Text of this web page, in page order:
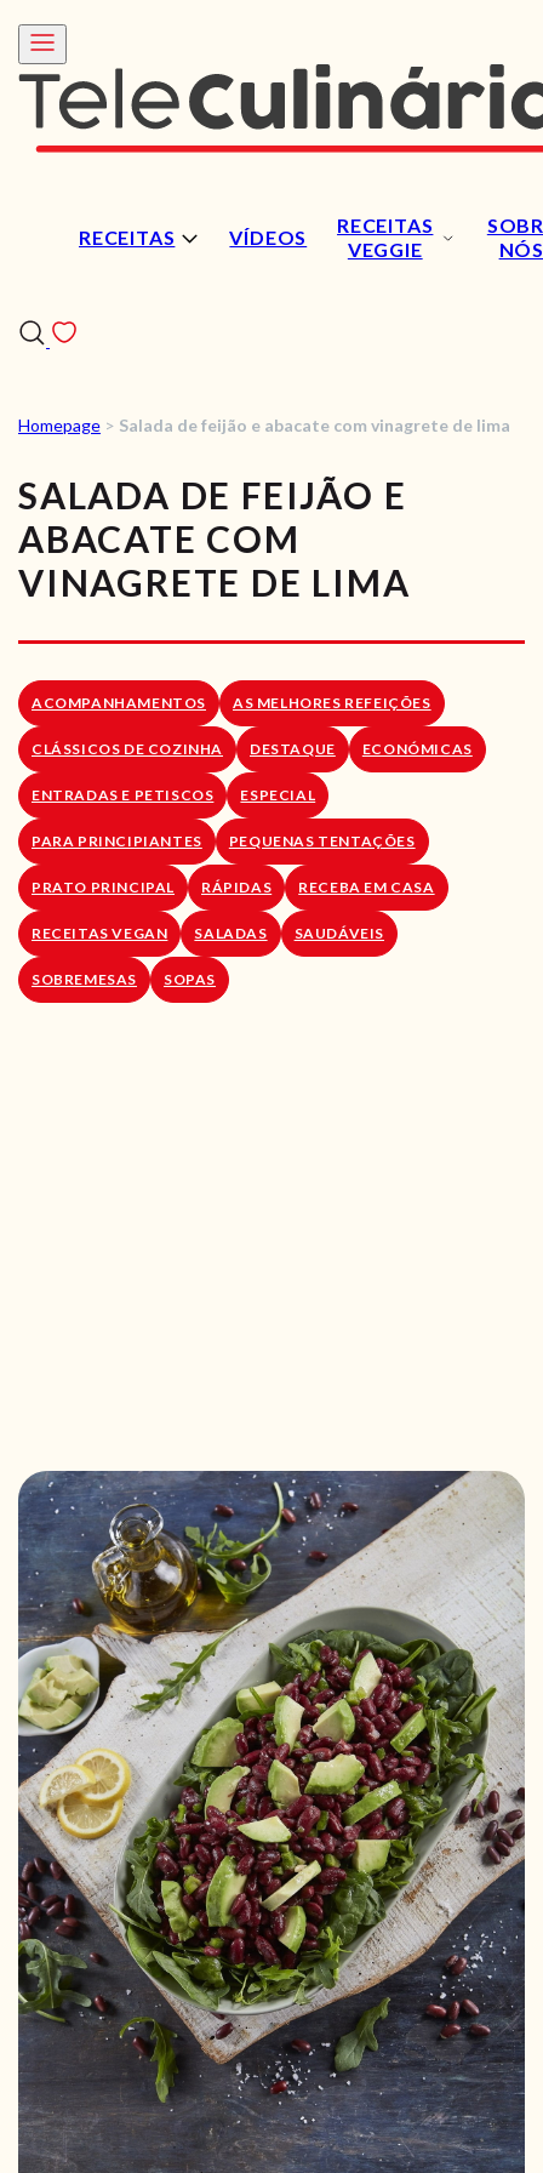
RECEITAS VÍDEOS
RECEITAS
VEGGIE
NÓS
RECEITAS
VÍDEOS
RECEITAS VEGGIE
LOJA ONLINE
Homepage > Salada de feijão e abacate com vinagrete de lima
SALADA DE FEIJÃO E
ABACATE COM
VINAGRETE DE LIMA
ACOMPANHAMENTOS AS MELHORES REFEIÇÕES
CLÁSSICOS DE COZINHA DESTAQUE ECONÓMICAS
ENTRADAS E PETISCOS ESPECIAL
PARA PRINCIPIANTES PEQUENAS TENTAÇÕES
PRATO PRINCIPAL RÁPIDAS RECEBA EM CASA
RECEITAS VEGAN SALADAS SAUDÁVEIS
SOBREMESAS SOPAS